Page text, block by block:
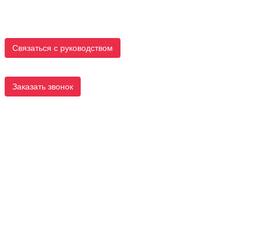
Связаться с руководством
Заказать звонок